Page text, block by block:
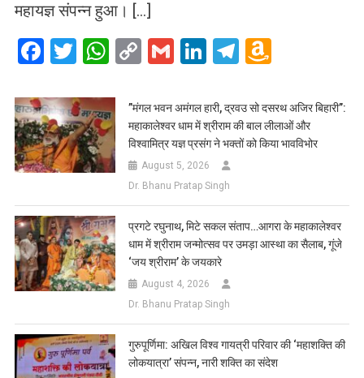
महायज्ञ संपन्न हुआ। […]
Facebook
Twitter
WhatsApp
CopyGmailLinkedIn
Telegram
List
​”मंगल भवन अमंगल हारी, द्रवउ सो दसरथ अजिर बिहारी”:
महाकालेश्वर धाम में श्रीराम की बाल लीलाओं और
विश्वामित्र यज्ञ प्रसंग ने भक्तों को किया भावविभोर
August 5, 2026
Dr. Bhanu Pratap Singh
प्रगटे रघुनाथ, मिटे सकल संताप…आगरा के महाकालेश्वर
धाम में श्रीराम जन्मोत्सव पर उमड़ा आस्था का सैलाब, गूंजे
‘जय श्रीराम’ के जयकारे
August 4, 2026
Dr. Bhanu Pratap Singh
गुरुपूर्णिमा: अखिल विश्व गायत्री परिवार की ‘महाशक्ति की
लोकयात्रा’ संपन्न, नारी शक्ति का संदेश